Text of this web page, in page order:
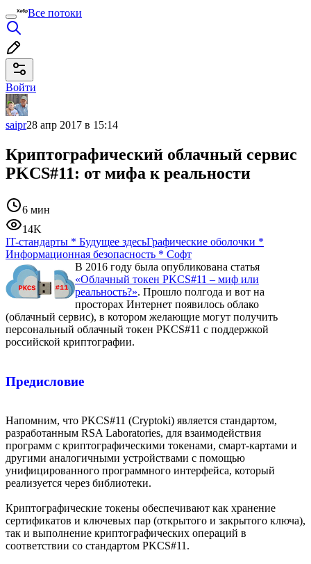
Все потоки
Войти
saipr28 апр 2017 в 15:14
Криптографический облачный сервис
PKCS#11: от мифа к реальности
6 мин
14K
IT-стандарты * Будущее здесьГрафические оболочки *
Информационная безопасность * Софт
В 2016 году была опубликована статья
«Облачный токен PKCS#11 – миф или
реальность?». Прошло полгода и вот на
просторах Интернет появилось облако
(облачный сервис), в котором желающие могут получить
персональный облачный токен PKCS#11 с поддержкой
российской криптографии.
Предисловие
Напомним, что PKCS#11 (Cryptoki) является стандартом,
разработанным RSA Laboratories, для взаимодействия
программ с криптографическими токенами, смарт-картами и
другими аналогичными устройствами с помощью
унифицированного программного интерфейса, который
реализуется через библиотеки.
Криптографические токены обеспечивают как хранение
сертификатов и ключевых пар (открытого и закрытого ключа),
так и выполнение криптографических операций в
соответствии со стандартом PKCS#11.